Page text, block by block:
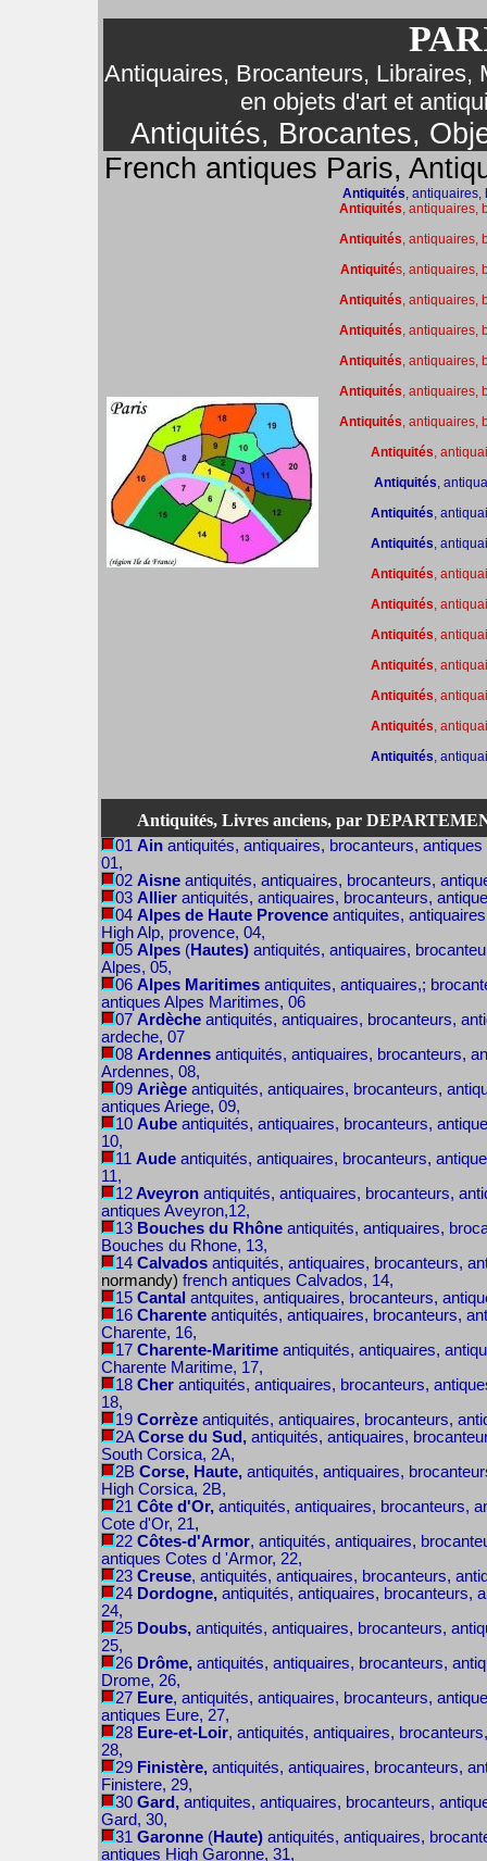
Antiquaires, Brocanteurs, Libraires,
en objets d'art et
Antiquités, Brocantes,
French antiques Paris,
Antiquités, antiquaires,
Antiquités, antiquaires,
Antiquités, antiquaires,
Antiquités, antiquaires,
Antiquités, antiquaires,
Antiquités, antiquaires,
Antiquités, antiquaires,
Antiquités, antiquaires,
Antiquités, antiquaires,
Antiquités,
Antiquités,
Antiquités,
Antiquités,
Antiquités,
Antiquités,
Antiquités,
Antiquités,
Antiquités,
Antiquités,
Antiquités,
Antiquités, Livres anciens, par
01 Ain antiquités, antiquaires, brocanteurs, antiques
01,
02 Aisne antiquités, antiquaires, brocanteurs,
03 Allier antiquités, antiquaires, brocanteurs,
04 Alpes de Haute Provenceantiquites,
High Alp, provence, 04,
05 Alpes(Hautes) antiquités, antiquaires,
Alpes, 05,
06 Alpes Maritimes antiquites, antiquaires,;
antiques Alpes Maritimes, 06
07 Ardèche antiquités, antiquaires, brocanteurs,
ardeche, 07
08 Ardennes antiquités, antiquaires, brocanteurs,
Ardennes, 08,
09 Ariège antiquités, antiquaires, brocanteurs,
antiques Ariege, 09,
10 Aube antiquités, antiquaires, brocanteurs,
10,
11 Aude antiquités, antiquaires, brocanteurs,
11,
12Aveyron antiquités, antiquaires, brocanteurs,
antiques Aveyron,12,
13 Bouches du Rhône antiquités, antiquaires,
Bouches du Rhone, 13,
14 Calvados antiquités, antiquaires, brocanteurs,
normandy) french antiques Calvados, 14,
15Cantal antquites, antiquaires, brocanteurs,
16 Charente antiquités, antiquaires, brocanteurs,
Charente, 16,
17 Charente-Maritime antiquités, antiquaires,
Charente Maritime, 17,
18 Cher antiquités, antiquaires, brocanteurs,
18,
19 Corrèze antiquités, antiquaires, brocanteurs,
2ACorse du Sud, antiquités, antiquaires,
South Corsica, 2A,
2B Corse, Haute, antiquités, antiquaires,
High Corsica, 2B,
21 Côte d'Or, antiquités, antiquaires, brocanteurs,
Cote d'Or, 21,
22 Côtes-d'Armor, antiquités, antiquaires,
antiques Cotes d 'Armor, 22,
23 Creuse, antiquités, antiquaires, brocanteurs,
24 Dordogne, antiquités, antiquaires, brocanteurs,
24,
25 Doubs, antiquités, antiquaires, brocanteurs,
25,
26 Drôme,antiquités, antiquaires, brocanteurs,
Drome, 26,
27 Eure, antiquités, antiquaires, brocanteurs,
antiques Eure, 27,
28 Eure-et-Loir, antiquités, antiquaires,
28,
29Finistère,antiquités, antiquaires, brocanteurs,
Finistere, 29,
30Gard,antiquites, antiquaires, brocanteurs,
Gard, 30,
31 Garonne(Haute)antiquités, antiquaires,
antiques High Garonne, 31,